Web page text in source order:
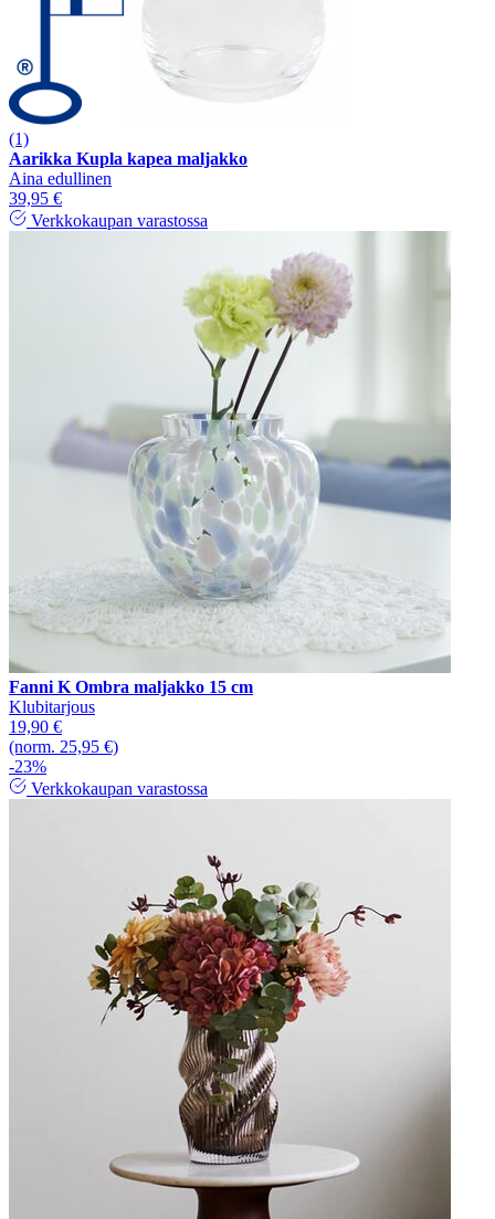
(1)
Aarikka Kupla kapea maljakko
Aina edullinen
39,95 €
Verkkokaupan varastossa
Fanni K Ombra maljakko 15 cm
Klubitarjous
19,90 €
(norm. 25,95 €)
-23%
Verkkokaupan varastossa